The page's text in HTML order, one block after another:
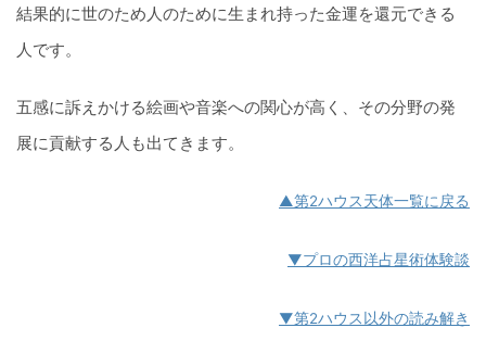
結果的に世のため人のために生まれ持った金運を還元できる
人です。
五感に訴えかける絵画や音楽への関心が高く、その分野の発
展に貢献する人も出てきます。
▲第2ハウス天体一覧に戻る
▼プロの西洋占星術体験談
▼第2ハウス以外の読み解き